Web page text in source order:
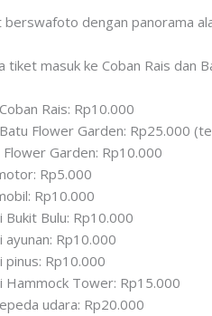
berswafoto dengan panorama
tiket masuk ke Coban Rais dan
Rais: Rp10.000
Flower Garden: Rp25.000
Garden: Rp10.000
Rp5.000
Rp10.000
Bulu: Rp10.000
Rp10.000
Rp10.000
Hammock Tower: Rp15.000
udara: Rp20.000